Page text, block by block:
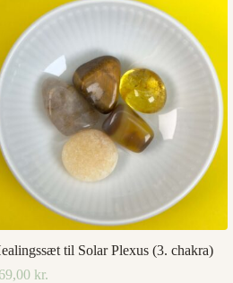
til Solar Plexus (3. chakra)
kr.